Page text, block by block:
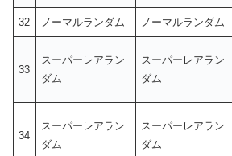
32 ノーマルランダム ノーマルランダム
33
スーパーレアラン
ダム
スーパーレアラン
ダム
34
スーパーレアラン
ダム
スーパーレアラン
ダム